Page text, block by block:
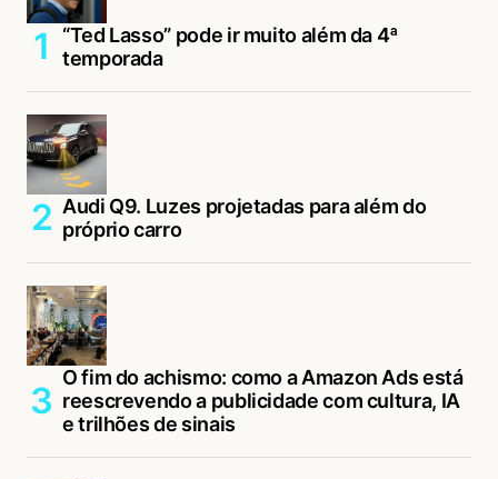
“Ted Lasso” pode ir muito além da 4ª
temporada
Audi Q9. Luzes projetadas para além do
próprio carro
O fim do achismo: como a Amazon Ads está
reescrevendo a publicidade com cultura, IA
e trilhões de sinais